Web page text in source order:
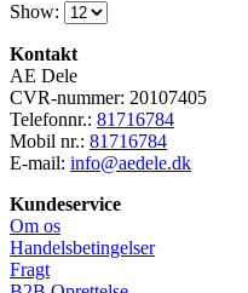
Show:
Kontakt
AE Dele
CVR-nummer: 20107405
Telefonnr.: 81716784
Mobil nr.: 81716784
E-mail: info@aedele.dk
Kundeservice
Om os
Handelsbetingelser
Fragt